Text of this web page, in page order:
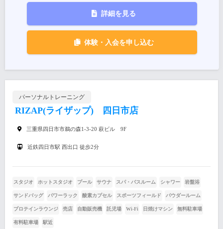
詳細を見る
体験・入会を申し込む
パーソナルトレーニング
RIZAP(ライザップ) 四日市店
三重県四日市市鵜の森1-3-20 萩ビル 9F
近鉄四日市駅 西出口 徒歩2分
スタジオ ホットスタジオ プール サウナ スパ・バスルーム シャワー 岩盤浴
サンドバッグ パワーラック 酸素カプセル スポーツフィールド パウダールーム
プロテインラウンジ 売店 自動販売機 託児場 Wi-Fi 日焼けマシン 無料駐車場
有料駐車場 駅近